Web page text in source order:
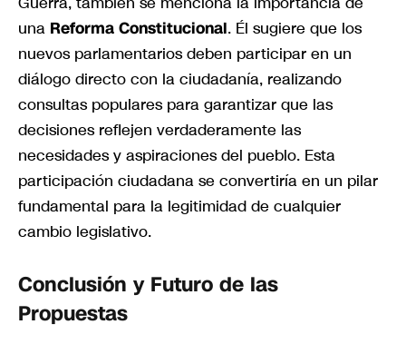
una Reforma Constitucional. Él sugiere que los
nuevos parlamentarios deben participar en un
diálogo directo con la ciudadanía, realizando
consultas populares para garantizar que las
decisiones reflejen verdaderamente las
necesidades y aspiraciones del pueblo. Esta
participación ciudadana se convertiría en un pilar
fundamental para la legitimidad de cualquier
cambio legislativo.
Conclusión y Futuro de las
Propuestas